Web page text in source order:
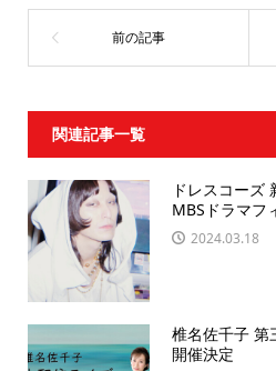
関連記事一覧
ドレスコーズ
MBSドラマフ
2024.03.18
椎名佐千子 第
開催決定